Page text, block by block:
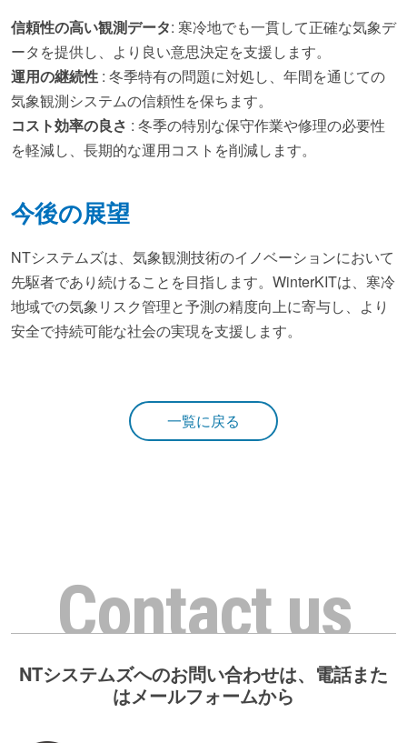
信頼性の高い観測データ: 寒冷地でも一貫して正確な気象デ
ータを提供し、より良い意思決定を支援します。
運用の継続性 : 冬季特有の問題に対処し、年間を通じての
気象観測システムの信頼性を保ちます。
コスト効率の良さ : 冬季の特別な保守作業や修理の必要性
を軽減し、長期的な運用コストを削減します。
今後の展望
NTシステムズは、気象観測技術のイノベーションにおいて
先駆者であり続けることを目指します。WinterKITは、寒冷
地域での気象リスク管理と予測の精度向上に寄与し、より
安全で持続可能な社会の実現を支援します。
一覧に戻る
Contact us
NTシステムズへのお問い合わせは、電話また
はメールフォームから